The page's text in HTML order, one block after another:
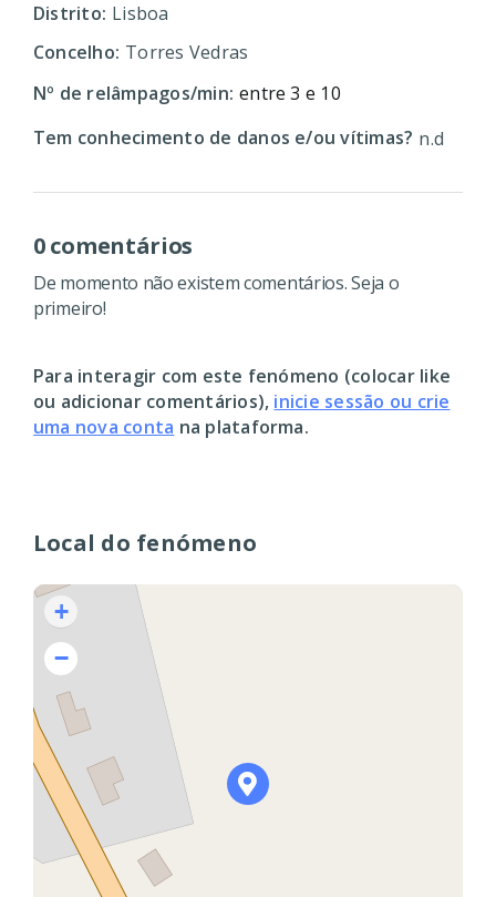
Local do fenómeno
+
−
Distrito: Lisboa
Concelho: Torres Vedras
Nº de relâmpagos/min: entre 3 e 10
Tem conhecimento de danos e/ou vítimas? n.d
0 comentários
De momento não existem comentários. Seja o
primeiro!
Para interagir com este fenómeno (colocar like
ou adicionar comentários), inicie sessão ou crie
uma nova conta na plataforma.